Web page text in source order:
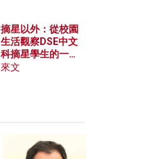
摘星以外：從校園
生活觀察DSE中文
科摘星學生的一點
特質
來文